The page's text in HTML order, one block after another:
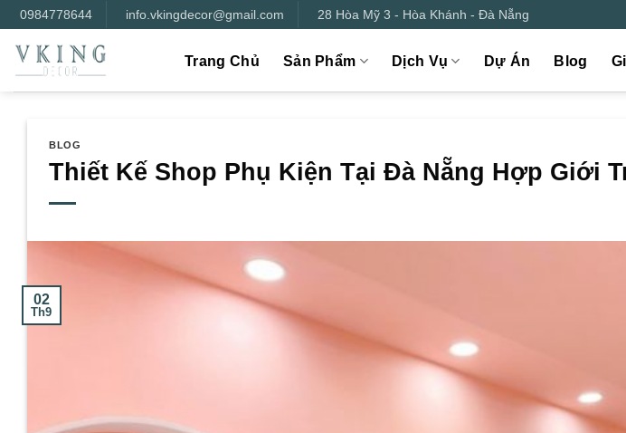
qua
nội
dung
0984778644 info.vkingdecor@gmail.com 28 Hòa Mỹ 3 - Hòa Khánh - Đà Nẵng
Trang Chủ Sản Phẩm Dịch Vụ Dự Án Blog
BLOG
Thiết Kế Shop Phụ Kiện Tại Đà Nẵng Hợp Giới
02
Th9